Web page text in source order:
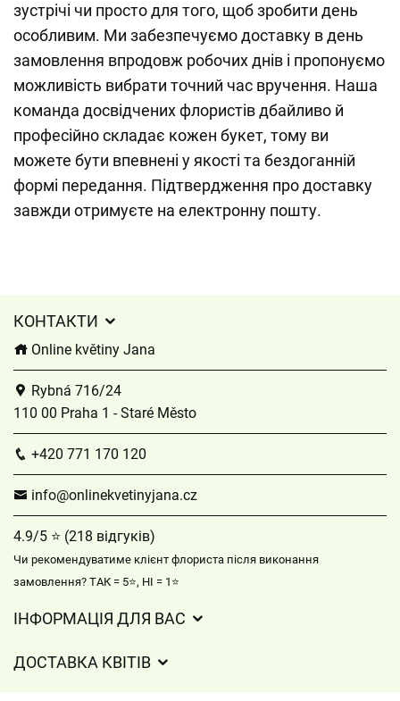
зустрічі чи просто для того, щоб зробити день
особливим. Ми забезпечуємо доставку в день
замовлення впродовж робочих днів і пропонуємо
можливість вибрати точний час вручення. Наша
команда досвідчених флористів дбайливо й
професійно складає кожен букет, тому ви
можете бути впевнені у якості та бездоганній
формі передання. Підтвердження про доставку
завжди отримуєте на електронну пошту.
КОНТАКТИ
Online květiny Jana
Rybná 716/24
110 00 Praha 1 - Staré Město
+420 771 170 120
info@onlinekvetinyjana.cz
4.9/5 ⭐ (218 відгуків)
Чи рекомендуватиме клієнт флориста після виконання
замовлення? ТАК = 5⭐, НІ = 1⭐
ІНФОРМАЦІЯ ДЛЯ ВАС
ДОСТАВКА КВІТІВ